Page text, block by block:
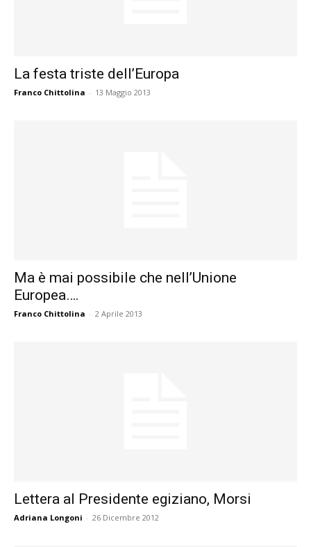
La festa triste dell’Europa
Franco Chittolina - 13 Maggio 2013
Ma è mai possibile che nell’Unione
Europea….
Franco Chittolina - 2 Aprile 2013
Lettera al Presidente egiziano, Morsi
Adriana Longoni - 26 Dicembre 2012